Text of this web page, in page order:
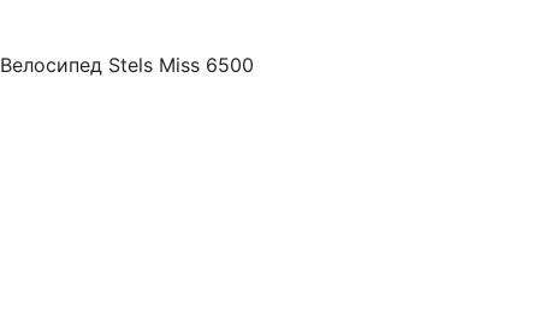
Велосипед Stels Miss 6500